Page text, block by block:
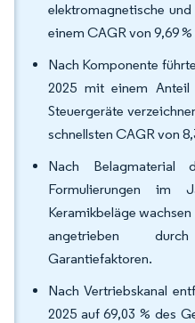
elektromagnetische
einem CAGR von 9,69
Nach Komponente
2025 mit einem Anteil
Steuergeräte
schnellsten CAGR von
Nach Belagmaterial
Formulierungen im
Keramikbeläge
angetrieben
Garantiefaktoren.
Nach Vertriebskanal
2025 auf 69,03 % des